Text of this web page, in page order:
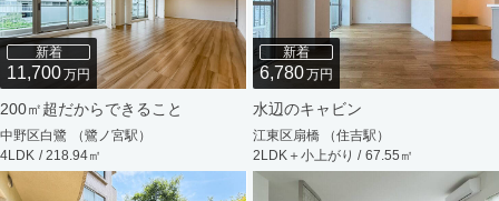
新着
11,700万円
200㎡超だからできること
中野区白鷺 （鷺ノ宮駅）
4LDK / 218.94㎡
新着
6,780万円
水辺のキャビン
江東区扇橋 （住吉駅）
2LDK＋小上がり / 67.55㎡